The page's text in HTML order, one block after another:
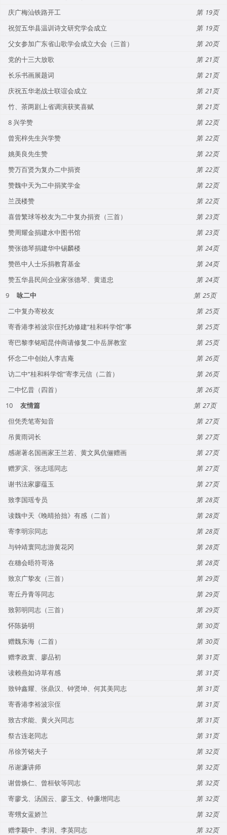
庆广梅汕铁路开工
19
祝贺五华县温训诗文研究学会成立
19
父女参加广东省山歌学会成立大会（三首）
20
党的十三大放歌
21
长乐书画展题词
21
庆祝五华老战士联谊会成立
21
竹、茶两剧上省调演获奖喜赋
21
8 兴学赞
22
曾宪梓先生兴学赞
22
姚美良先生赞
22
赞万百贤为复办二中捐资
22
赞魏中天为二中捐奖学金
22
兰茂楼赞
22
喜曾繁球等校友为二中复办捐资（三首）
23
赞周耀金捐建水中图书馆
23
赞张德琴捐建华中锡麟楼
24
赞邑中人士乐捐教育基金
24
赞五华县民间企业家张德琴、黄道忠
24
9
咏二中
25
二中复办寄校友
25
寄香港李裕波宗侄托劝修建“桂和科学馆”事
25
寄巴黎李铭昭昆仲商请修复二中岳屏教室
25
怀念二中创始人李吉庵
26
访二中“桂和科学馆”寄李元信（二首）
26
二中忆昔（四首）
26
10
友情篇
27
但凭秃笔寄知音
27
吊黄雨词长
27
感谢著名国画家王兰若、黄文凤伉俪赠画
27
赠罗滨、张志瑶同志
27
谢书法家廖蕴玉
27
致李国瑶专员
28
读魏中天《晚晴拾拙》有感（二首）
28
寄李明宗同志
28
与钟靖寰同志游黄花冈
28
在穗会晤符哥洛
28
致京广挚友（三首）
29
寄丘丹青等同志
29
致郭明同志（三首）
29
怀陈扬明
30
赠魏东海（二首）
30
赠李政寰、廖品初
31
读赖燕如诗草有感
31
致钟鑫耀、张鼎汉、钟贤坤、何其美同志
31
寄香港李裕波宗侄
31
致古求能、黄火兴同志
31
祭古连老同志
31
吊徐芳铭夫子
32
吊谢濂讲师
32
谢曾焕仁、曾桓钦等同志
32
寄廖戈、汤国云、廖玉文、钟廉增同志
32
寄甥女蓝娇兰
32
赠李颖中、李润、李英同志
32